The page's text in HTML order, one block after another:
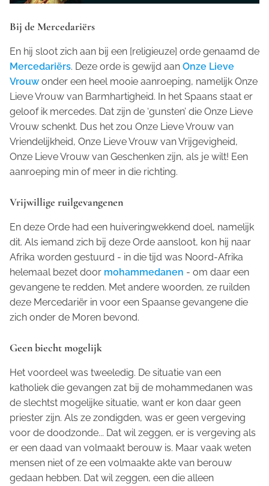
Bij de Mercedariërs
En hij sloot zich aan bij een [religieuze] orde genaamd de
Mercedariërs. Deze orde is gewijd aan Onze Lieve
Vrouw onder een heel mooie aanroeping, namelijk Onze
Lieve Vrouw van Barmhartigheid. In het Spaans staat er
geloof ik mercedes. Dat zijn de ‘gunsten’ die Onze Lieve
Vrouw schenkt. Dus het zou Onze Lieve Vrouw van
Vriendelijkheid, Onze Lieve Vrouw van Vrijgevigheid,
Onze Lieve Vrouw van Geschenken zijn, als je wilt! Een
aanroeping min of meer in die richting.
Vrijwillige ruilgevangenen
En deze Orde had een huiveringwekkend doel, namelijk
dit. Als iemand zich bij deze Orde aansloot, kon hij naar
Afrika worden gestuurd - in die tijd was Noord-Afrika
helemaal bezet door mohammedanen - om daar een
gevangene te redden. Met andere woorden, ze ruilden
deze Mercedariër in voor een Spaanse gevangene die
zich onder de Moren bevond.
Geen biecht mogelijk
Het voordeel was tweeledig. De situatie van een
katholiek die gevangen zat bij de mohammedanen was
de slechtst mogelijke situatie, want er kon daar geen
priester zijn. Als ze zondigden, was er geen vergeving
voor de doodzonde... Dat wil zeggen, er is vergeving als
er een daad van volmaakt berouw is. Maar vaak weten
mensen niet of ze een volmaakte akte van berouw
gedaan hebben. Dat wil zeggen, een die alleen